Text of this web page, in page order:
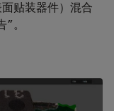
贴装器件）混合
。